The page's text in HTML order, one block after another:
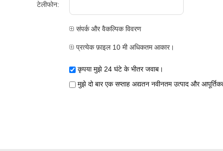
टेलीफोन:
संपर्क और वैकल्पिक विवरण
प्रत्येक फ़ाइल 10 मी अधिकतम आकार।
कृपया मुझे 24 घंटे के भीतर जवाब।
मुझे दो बार एक सप्ताह अद्यतन नवीनतम उत्पाद और